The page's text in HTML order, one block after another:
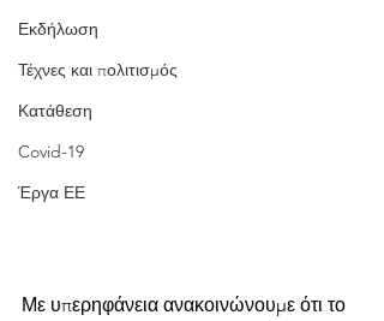
Εκδήλωση
Τέχνες και πολιτισμός
Κατάθεση
Covid-19
Έργα ΕΕ
Με υπερηφάνεια ανακοινώνουμε ότι το